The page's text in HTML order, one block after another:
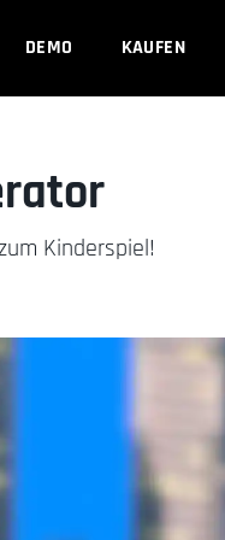
DEMO KAUFEN
Kinderspiel!